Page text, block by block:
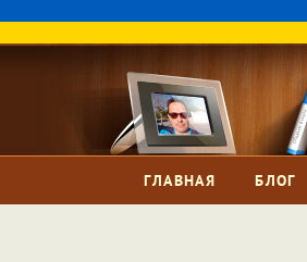
ГЛАВНАЯ БЛОГ